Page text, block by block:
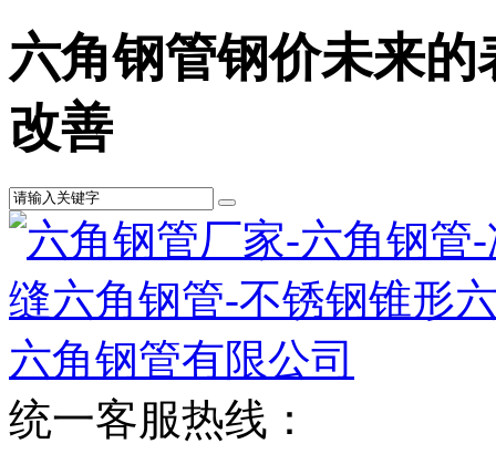
六角钢管钢价未来
改善
统一客服热线：